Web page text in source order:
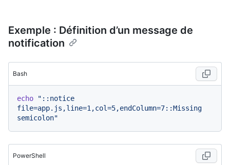
Exemple : Définition d’un message de
notification
Bash
echo
"::notice
file=app.js,line=1,col=5,endColumn=7::Missing
semicolon"
PowerShell